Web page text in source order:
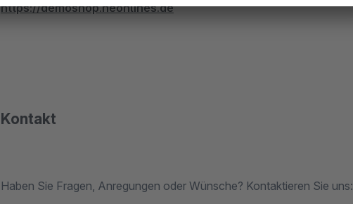
https://demoshop.neonlines.de
Kontakt
Haben Sie Fragen, Anregungen oder Wünsche? Kontaktieren Sie uns: